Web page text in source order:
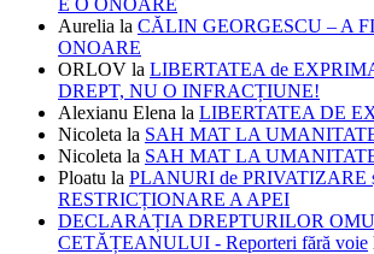
E O ONOARE
Aurelia la CĂLIN GEORGESCU – A
ONOARE
ORLOV la LIBERTATEA de
DREPT, NU O INFRACȚIUNE!
Alexianu Elena la LIBERTATEA DE
Nicoleta la SAH MAT LA
Nicoleta la SAH MAT LA
Ploatu la PLANURI de PRIVATIZARE
RESTRICȚIONARE A APEI
DECLARAȚIA DREPTURILOR
CETĂȚEANULUI - Reporteri fără voie